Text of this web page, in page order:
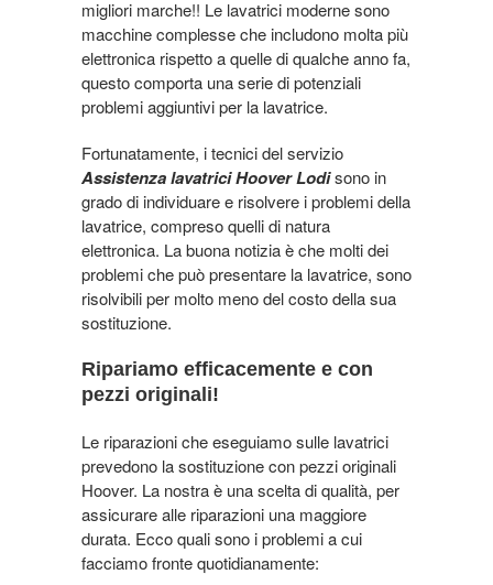
migliori marche!! Le lavatrici moderne sono
macchine complesse che includono molta più
elettronica rispetto a quelle di qualche anno fa,
questo comporta una serie di potenziali
problemi aggiuntivi per la lavatrice.
Fortunatamente, i tecnici del servizio
Assistenza lavatrici Hoover Lodisono in
grado di individuare e risolvere i problemi della
lavatrice, compreso quelli di natura
elettronica. La buona notizia è che molti dei
problemi che può presentare la lavatrice, sono
risolvibili per molto meno del costo della sua
sostituzione.
Ripariamo efficacemente e con
pezzi originali!
Le riparazioni che eseguiamo sulle lavatrici
prevedono la sostituzione con pezzi originali
Hoover. La nostra è una scelta di qualità, per
assicurare alle riparazioni una maggiore
durata. Ecco quali sono i problemi a cui
facciamo fronte quotidianamente: